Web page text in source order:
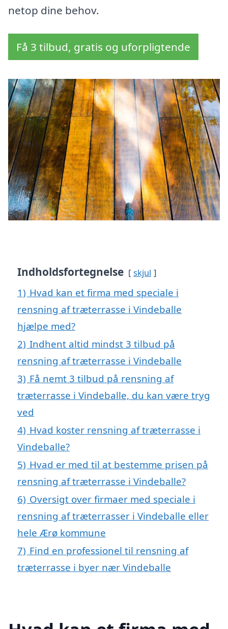
netop dine behov.
Få 3 tilbud, gratis og uforpligtende
Indholdsfortegnelse skjul
1) Hvad kan et firma med speciale i
rensning af træterrasse i Vindeballe
hjælpe med?
2) Indhent altid mindst 3 tilbud på
rensning af træterrasse i Vindeballe
3) Få nemt 3 tilbud på rensning af
træterrasse i Vindeballe, du kan være tryg
ved
4) Hvad koster rensning af træterrasse i
Vindeballe?
5) Hvad er med til at bestemme prisen på
rensning af træterrasse i Vindeballe?
6) Oversigt over firmaer med speciale i
rensning af træterrasser i Vindeballe eller
hele Ærø kommune
7) Find en professionel til rensning af
træterrasse i byer nær Vindeballe